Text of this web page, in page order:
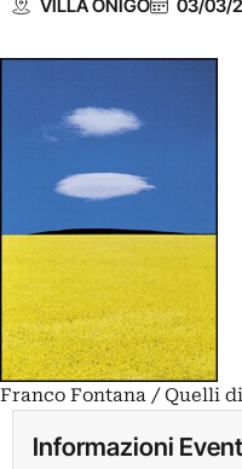
VILLA ONIGO 03/03/
Franco Fontana / Quelli
Informazioni